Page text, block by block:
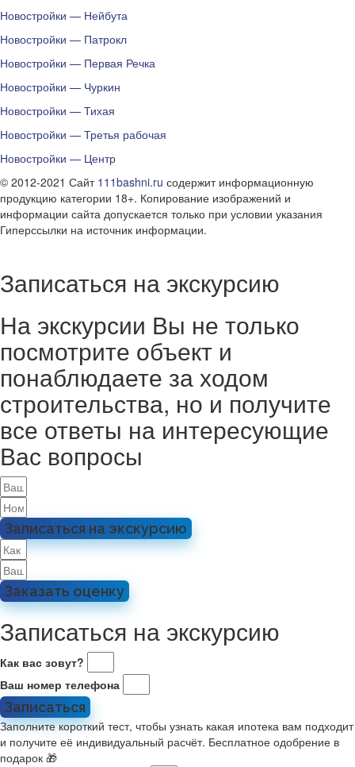
Новостройки — Нейбута
Новостройки — Патрокл
Новостройки — Первая Речка
Новостройки — Чуркин
Новостройки — Тихая
Новостройки — Третья рабочая
Новостройки — Центр
© 2012-2021 Сайт 111bashni.ru содержит информационную
продукцию категории 18+. Копирование изображений и
информации сайта допускается только при условии указания
Гиперссылки на источник информации.
Записаться на экскурсию
На экскурсии Вы не только
посмотрите объект и
понаблюдаете за ходом
строительства, но и получите
все ответы на интересующие
Вас вопросы
Записаться на экскурсию
Заказать оценку
Записаться на экскурсию
Как вас зовут?
Ваш номер телефона
Записаться
Заполните короткий тест, чтобы узнать какая ипотека вам подходит
и получите её индивидуальный расчёт. Бесплатное одобрение в
подарок 🎁